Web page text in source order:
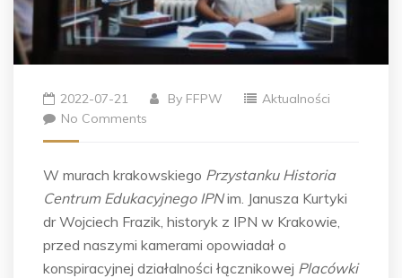
2022-07-21 By FFPW
Aktualności
No Comments
W murach krakowskiego Przystanku Historia
Centrum Edukacyjnego IPNim. Janusza Kurtyki
dr Wojciech Frazik, historyk z IPN w Krakowie,
przed naszymi kamerami opowiadał o
konspiracyjnej działalności łącznikowej Placówki